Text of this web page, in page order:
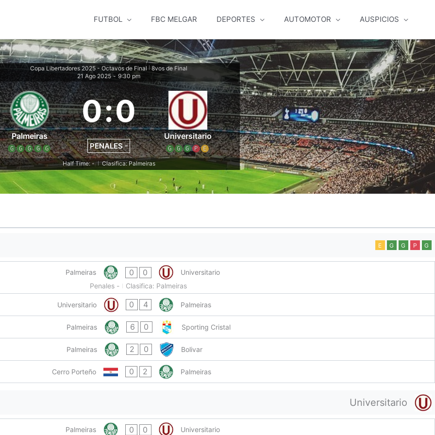
FUTBOL FBC MELGAR DEPORTES AUTOMOTOR AUSPICIOS
Copa Libertadores 2025 - Octavos de Final
8vos de Final
21 Ago 2025 - 9:30 pm
Palmeiras
G G G G G
0:0
PENALES -
Universitario
G G G P E
Half Time: - | Clasifica: Palmeiras
E G G P G
Palmeiras 0 0
Universitario
Penales -
Clasifica: Palmeiras
Universitario 0 4 Palmeiras
Palmeiras 6 0 Sporting Cristal
Palmeiras 2 0 Bolivar
Cerro Porteño 0 2 Palmeiras
Universitario
Palmeiras 0 0
Universitario